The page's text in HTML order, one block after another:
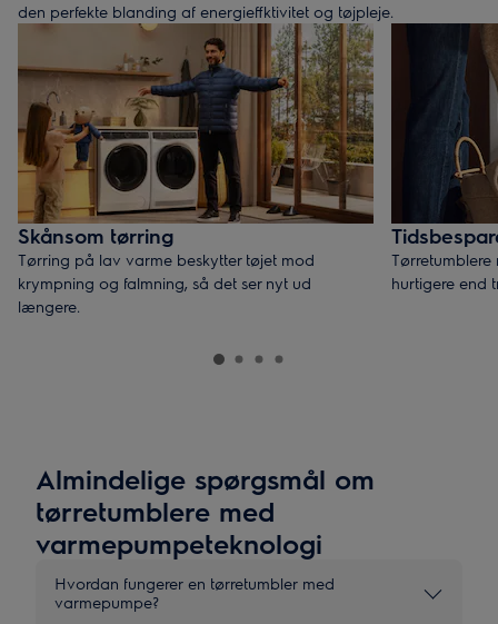
den perfekte blanding af energieffktivitet og tøjpleje.
Skånsom tørring
Tørring på lav varme beskytter tøjet mod
krympning og falmning, så det ser nyt ud
længere.
hurtigere end
Almindelige spørgsmål om
tørretumblere med
varmepumpeteknologi
Hvordan fungerer en tørretumbler med
varmepumpe?